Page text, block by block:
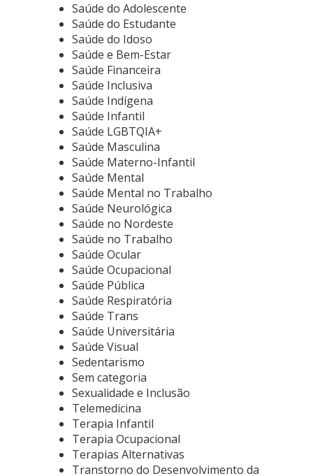
Saúde do Adolescente
Saúde do Estudante
Saúde do Idoso
Saúde e Bem-Estar
Saúde Financeira
Saúde Inclusiva
Saúde Indígena
Saúde Infantil
Saúde LGBTQIA+
Saúde Masculina
Saúde Materno-Infantil
Saúde Mental
Saúde Mental no Trabalho
Saúde Neurológica
Saúde no Nordeste
Saúde no Trabalho
Saúde Ocular
Saúde Ocupacional
Saúde Pública
Saúde Respiratória
Saúde Trans
Saúde Universitária
Saúde Visual
Sedentarismo
Sem categoria
Sexualidade e Inclusão
Telemedicina
Terapia Infantil
Terapia Ocupacional
Terapias Alternativas
Transtorno do Desenvolvimento da